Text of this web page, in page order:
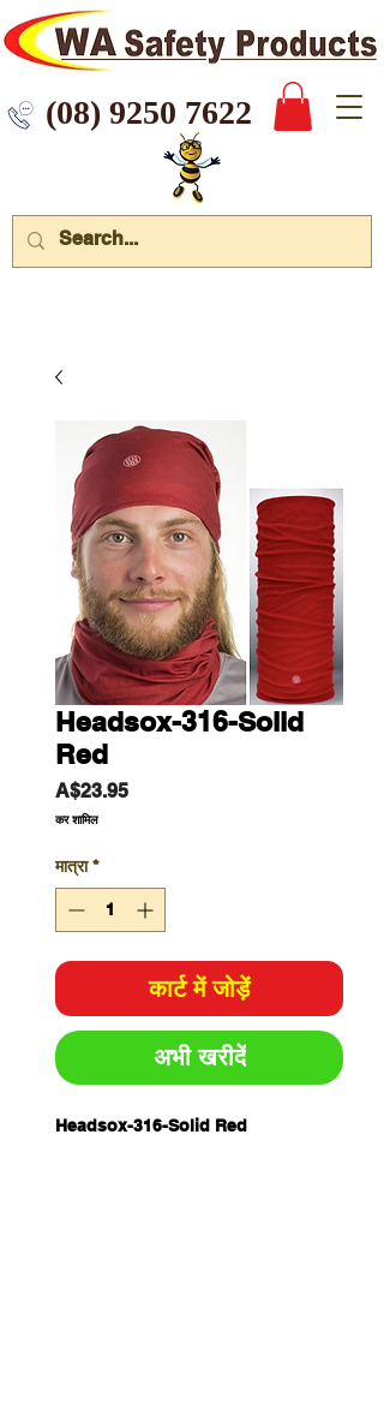
7622
Headsox-316-Solid
Red
A$23.95मूल्य
कर शामिल
मात्रा *
कार्ट में जोड़ें
अभी खरीदें
Headsox-316-Solid Red